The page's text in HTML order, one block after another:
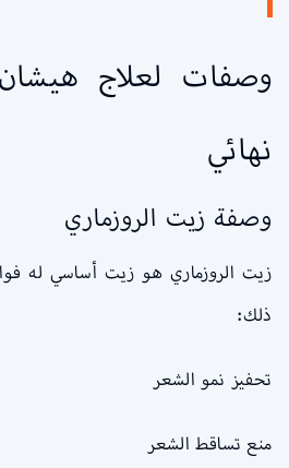
وصفات لعلاج
نهائي
وصفة زيت الروزماري
زيت الروزماري هو زيت أساسي له
ذلك:
تحفيز نمو الشعر
منع تساقط الشعر